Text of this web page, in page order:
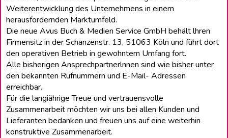
Weiterentwicklung des Unternehmens in einem
herausfordernden Marktumfeld.
Die neue Avus Buch & Medien Service GmbH behält lhren
Firmensitz in der Schanzenstr. 13, 51063 Köln und führt dort
den operativen Betrieb in gewohntem Umfang fort.
Alle bisherigen Ansprechpartnerlnnen sind wie bisher unter
den bekannten Rufnummern und E-Mail- Adressen
erreichbar.
Für die langiährige Treue und vertrauensvolle
Zusammenarbeit möchten wir uns bei allen Kunden und
Lieferanten bedanken und freuen uns auf eine weiterhin
konstruktive Zusammenarbeit.